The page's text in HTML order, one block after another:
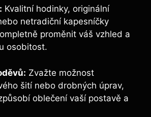
Kvalitní hodinky, ‌originální
‍netradiční kapesníčky
proměnit váš vzhled a‍
osobitost.
Zvažte možnost
šití nebo drobných úprav,
oblečení vaší postavě a